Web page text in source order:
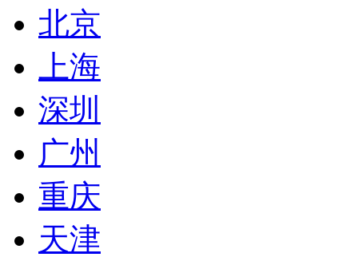
北京
上海
深圳
广州
重庆
天津